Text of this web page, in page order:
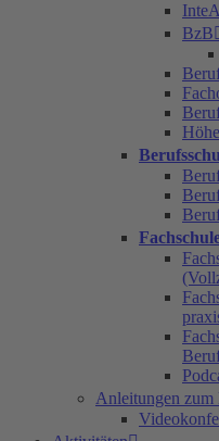
InteA
BzB
Anleitungen